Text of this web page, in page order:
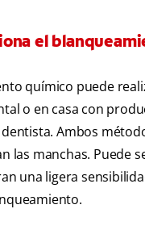
el
químico puede
o en casa con
Ambos
las manchas. Puede
una ligera